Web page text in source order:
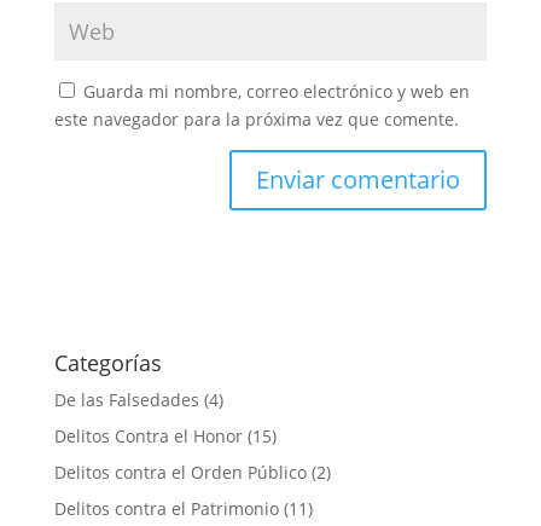
Guarda mi nombre, correo electrónico y web en
este navegador para la próxima vez que comente.
Categorías
De las Falsedades (4)
Delitos Contra el Honor(15)
Delitos contra el Orden Público(2)
Delitos contra el Patrimonio(11)